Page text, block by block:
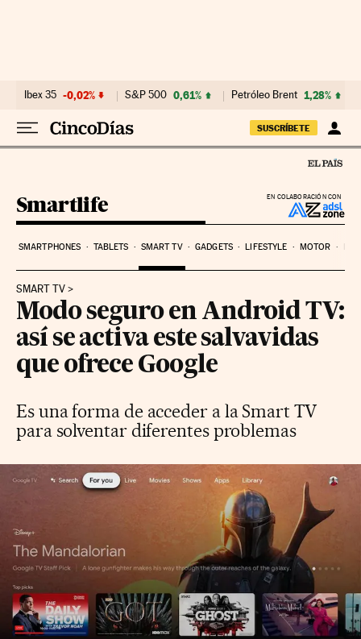
Ibex 35 -0,02% S&P 500 0,61% Petróleo Brent 1,28%
SUSCRÍBETE
EN COLABORACIÓN CON
Smartlife
SMARTPHONES TABLETS SMART TV GADGETS LIFESTYLE MOTOR
SMART TV
Modo seguro en Android TV:
así se activa este salvavidas
que ofrece Google
Es una forma de acceder a la Smart TV
para solventar diferentes problemas